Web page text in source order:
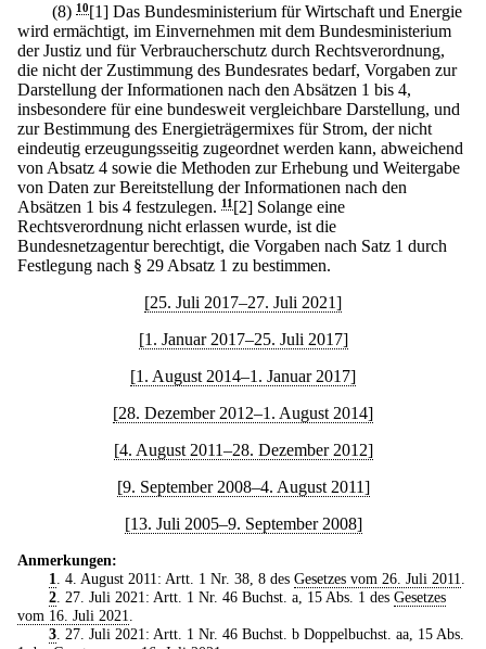
(8) 10[1] Das Bundesministerium für Wirtschaft und Energie
wird ermächtigt, im Einvernehmen mit dem Bundesministerium
der Justiz und für Verbraucherschutz durch Rechtsverordnung,
die nicht der Zustimmung des Bundesrates bedarf, Vorgaben zur
Darstellung der Informationen nach den Absätzen 1 bis 4,
insbesondere für eine bundesweit vergleichbare Darstellung, und
zur Bestimmung des Energieträgermixes für Strom, der nicht
eindeutig erzeugungsseitig zugeordnet werden kann, abweichend
von Absatz 4 sowie die Methoden zur Erhebung und Weitergabe
von Daten zur Bereitstellung der Informationen nach den
Absätzen 1 bis 4 festzulegen. 11 [2] Solange eine
Rechtsverordnung nicht erlassen wurde, ist die
Bundesnetzagentur berechtigt, die Vorgaben nach Satz 1 durch
Festlegung nach § 29 Absatz 1 zu bestimmen.
[25. Juli 2017–27. Juli 2021]
[1. Januar 2017–25. Juli 2017]
[1. August 2014–1. Januar 2017]
[28. Dezember 2012–1. August 2014]
[4. August 2011–28. Dezember 2012]
[9. September 2008–4. August 2011]
[13. Juli 2005–9. September 2008]
Anmerkungen:
1
. 4. August 2011: Artt. 1 Nr. 38, 8 des Gesetzes vom 26. Juli 2011
2. 27. Juli 2021: Artt. 1 Nr. 46 Buchst. a, 15 Abs. 1 des Gesetzes
vom 16. Juli 2021
3. 27. Juli 2021: Artt. 1 Nr. 46 Buchst. b Doppelbuchst. aa, 15 Abs.